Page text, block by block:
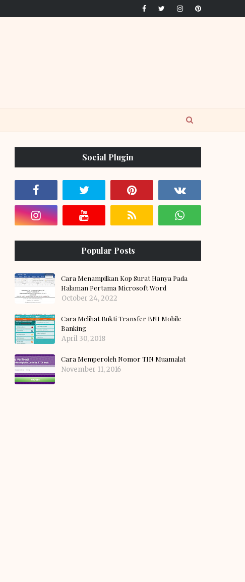
Social Plugin
Popular Posts
Cara Menampilkan Kop Surat Hanya Pada
Halaman Pertama Microsoft Word
October 24, 2022
Cara Melihat Bukti Transfer BNI Mobile
Banking
April 30, 2018
Cara Memperoleh Nomor TIN Muamalat
November 11, 2016